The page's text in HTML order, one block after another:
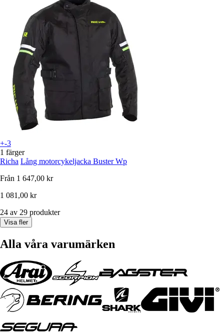
+-3
1 färger
Richa Lång motorcykeljacka Buster Wp
Från 1 647,00 kr
1 081,00 kr
24 av 29 produkter
Visa fler
Alla våra varumärken